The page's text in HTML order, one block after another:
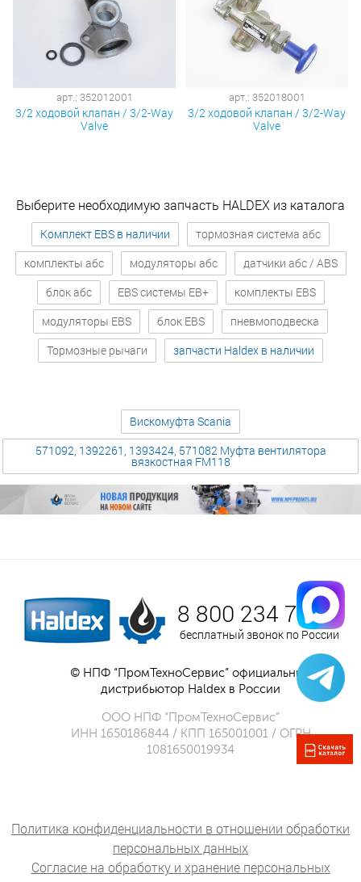
арт.: 352012001
3/2 ходовой клапан / 3/2-Way
Valve
арт.: 352018001
3/2 ходовой клапан / 3/2-Way
Valve
Выберите необходимую запчасть HALDEX из каталога
Комплект EBS в наличии
тормозная система абс
комплекты абс
модуляторы абс
датчики абс / ABS
блок абс
EBS системы EB+
комплекты EBS
модуляторы EBS
блок EBS
пневмоподвеска
Тормозные рычаги
запчасти Haldex в наличии
Вискомуфта Scania
571092, 1392261, 1393424, 571082 Муфта вентилятора
вязкостная FM118
8 800 234 75 52
бесплатный звонок по России
© НПФ “ПромТехноСервис” официальный
дистрибьютор Haldex в России
ООО НПФ “ПромТехноСервис”
ИНН 1650186844 / КПП 165001001 / ОГРН
1081650019934
Политика конфиденциальности в отношении обработки
персональных данных
Согласие на обработку и хранение персональных